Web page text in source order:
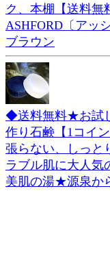
ク、本棚【送料無
ASHFORD〔アッ
ブラウン
◆送料無料★お試
作り石鹸【1コイ
張らない、しっと
ラブル肌に大人
美肌の湯★源泉か